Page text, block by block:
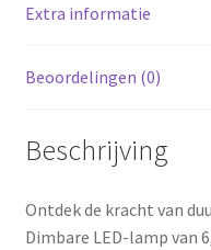
Extra informatie
Beoordelingen (0)
Beschrijving
Ontdek de kracht van
Dimbare LED-lamp van